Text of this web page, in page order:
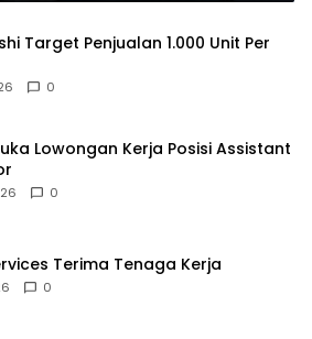
Target Penjualan 1.000 Unit Per
0
Lowongan Kerja Posisi Assistant
0
Terima Tenaga Kerja
0